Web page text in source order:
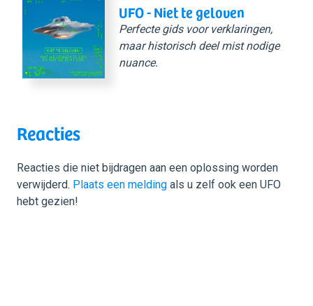
UFO - Niet te geloven
Perfecte gids voor verklaringen,
maar historisch deel mist nodige
nuance.
Reacties
Reacties die niet bijdragen aan een oplossing worden
verwijderd. Plaats een melding als u zelf ook een UFO
hebt gezien!